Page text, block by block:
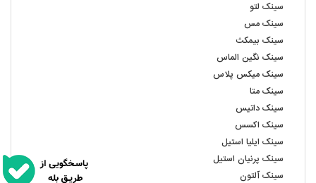
سینک لتو
سینک مس
سینک بیمکث
سینک نگین الماس
سینک میکس پلاس
سینک متا
سینک داتیس
سینک اکسس
سینک ایلیا استیل
سینک پرنیان استیل
سینک آلتون